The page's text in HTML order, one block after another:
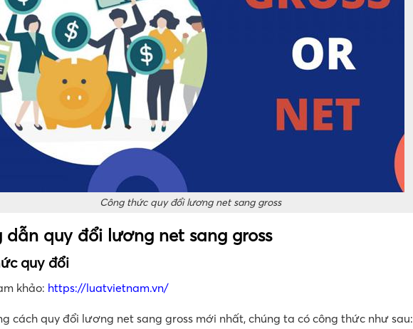
Công thức quy đổi lương net sang gross
dẫn quy đổi lương net sang gross
quy đổi
khảo: https://luatvietnam.vn/
cách quy đổi lương net sang gross mới nhất, chúng ta có công thức như sau: